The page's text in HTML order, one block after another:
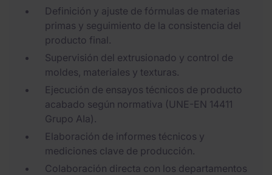
Definición y ajuste de fórmulas de materias
primas y seguimiento de la consistencia del
producto final.
Supervisión del extrusionado y control de
moldes, materiales y texturas.
Ejecución de ensayos técnicos de producto
acabado según normativa (UNE-EN 14411
Grupo AIa).
Elaboración de informes técnicos y
mediciones clave de producción.
Colaboración directa con los departamentos